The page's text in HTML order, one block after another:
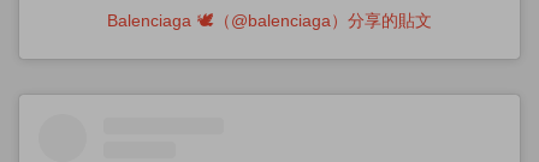
Balenciaga 🕊（@balenciaga）分享的貼文